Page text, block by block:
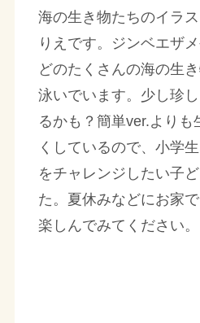
海の生き物たちのイラ
りえです。ジンベエザ
どのたくさんの海の生
泳いでいます。少し珍
るかも？簡単ver.よりも
くしているので、小学
をチャレンジしたい子
た。夏休みなどにお家
楽しんでみてください。